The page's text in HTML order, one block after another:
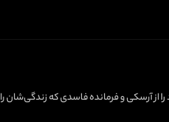
از آرسکی و فرمانده‌ فاسدی که زندگی‌شان را